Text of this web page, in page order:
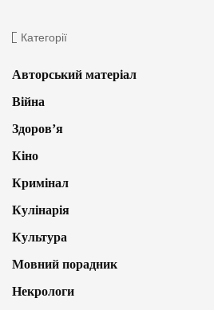
Категорії
Авторський матеріал
Війна
Здоров’я
Кіно
Кримінал
Кулінарія
Культура
Мовний порадник
Некрологи